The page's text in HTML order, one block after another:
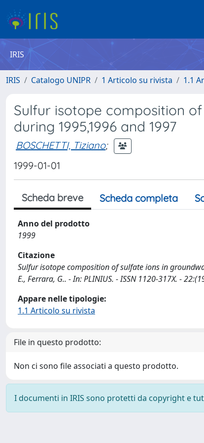
IRIS
IRIS Catalogo UNIPR 1 Articolo su rivista 1.1
Sulfur isotope composition
during 1995,1996 and 1997
BOSCHETTI, Tiziano;
1999-01-01
Scheda breve Scheda completa
Anno del prodotto
1999
Citazione
Sulfur isotope composition of sulfate ions in
E., Ferrara, G.. - In: PLINIUS. - ISSN 1120-317X. -
Appare nelle tipologie:
1.1 Articolo su rivista
File in questo prodotto:
Non ci sono file associati a questo prodotto.
I documenti in IRIS sono protetti da copyright e